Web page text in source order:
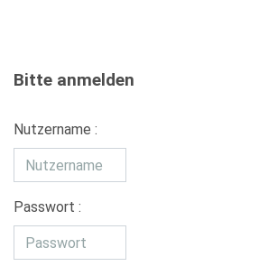
Bitte anmelden
Nutzername :
Passwort :